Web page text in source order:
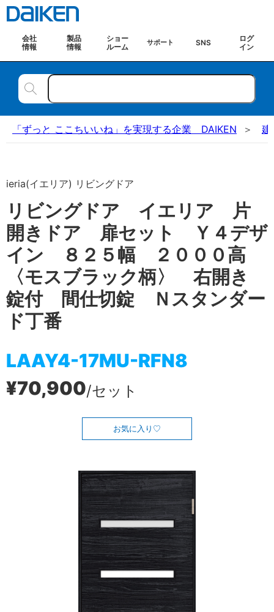
会社
情報
製品
情報
ショー
ルーム
サポート SNS
ログ
イン
「ずっと ここちいいね」を実現する企業 DAIKEN 建
ieria(イエリア) リビングドア
リビングドア イエリア 片
開きドア 扉セット Ｙ４デザ
イン ８２５幅 ２０００高
〈モスブラック柄〉 右開き
錠付 間仕切錠 Ｎスタンダー
ド丁番
LAAY4-17MU-RFN8
¥70,900/セット
お気に入り